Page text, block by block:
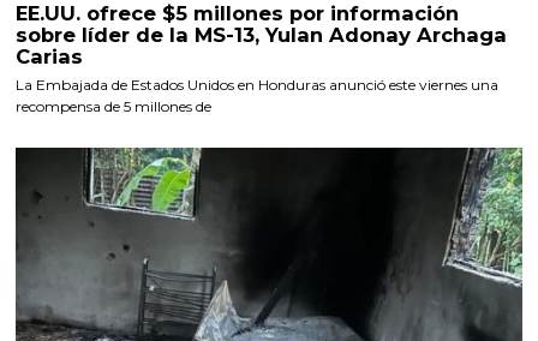
EE.UU. ofrece $5 millones por información
sobre líder de la MS-13, Yulan Adonay Archaga
Carias
La Embajada de Estados Unidos en Honduras anunció este viernes una
recompensa de 5 millones de